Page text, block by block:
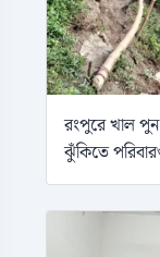
রংপুরে খাল
ঝুঁকিতে